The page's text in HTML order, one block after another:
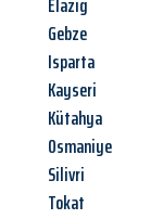
Gebze
Isparta
Kayseri
Kütahya
Osmaniye
Silivri
Tokat